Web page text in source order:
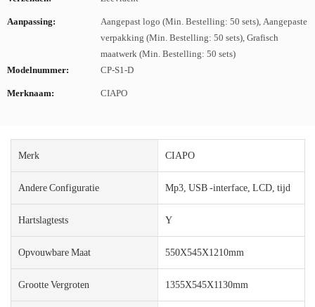
Aanpassing:
Aangepast logo (Min. Bestelling: 50 sets), Aangepaste
verpakking (Min. Bestelling: 50 sets), Grafisch
maatwerk (Min. Bestelling: 50 sets)
Modelnummer:
CP-S1-D
Merknaam: CIAPO
Merk CIAPO
Andere Configuratie Mp3, USB -interface, LCD, tijd
Hartslagtests Y
Opvouwbare Maat 550X545X1210mm
Grootte Vergroten 1355X545X1130mm